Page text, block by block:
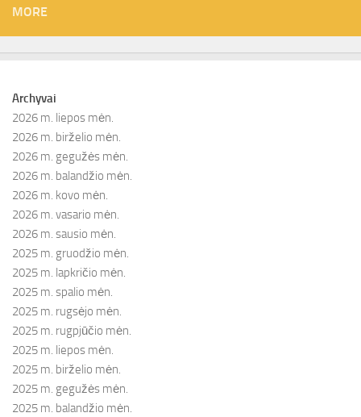
MORE
Archyvai
2026 m. liepos mėn.
2026 m. birželio mėn.
2026 m. gegužės mėn.
2026 m. balandžio mėn.
2026 m. kovo mėn.
2026 m. vasario mėn.
2026 m. sausio mėn.
2025 m. gruodžio mėn.
2025 m. lapkričio mėn.
2025 m. spalio mėn.
2025 m. rugsėjo mėn.
2025 m. rugpjūčio mėn.
2025 m. liepos mėn.
2025 m. birželio mėn.
2025 m. gegužės mėn.
2025 m. balandžio mėn.